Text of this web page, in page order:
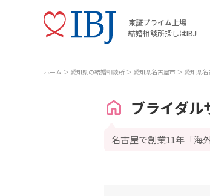
東証プライム上場
結婚相談所探しはIBJ
ホーム 愛知県の結婚相談所 愛知県名古屋市 愛知県
ブライダ
名古屋で創業11年「海